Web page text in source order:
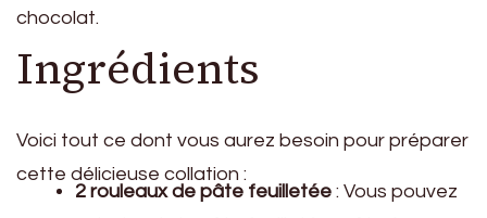
chocolat.
Ingrédients
Voici tout ce dont vous aurez besoin pour préparer
cette délicieuse collation :
2 rouleaux de pâte feuilletée : Vous pouvez